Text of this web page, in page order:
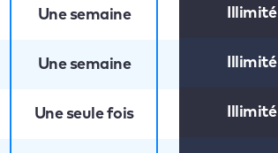
Une semaine
Une semaine
Une seule fois
Illimité
Illimité
Illimité